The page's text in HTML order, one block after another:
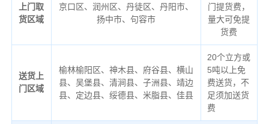
上门取
货区域
京口区、润州区、丹徒区、丹阳市、
扬中市、句容市
门提货费，
量大可免提
货费
送货上
门区域
榆林榆阳区、神木县、府谷县、横山
县、吴堡县、清涧县、子洲县、靖边
县、定边县、绥德县、米脂县、佳县
20个立方或
5吨以上免
费送货，不
足须加送货
费